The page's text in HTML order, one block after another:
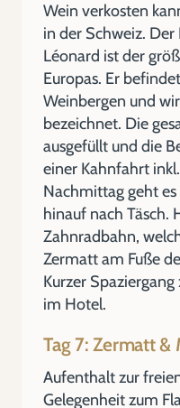
Wein verkosten
in der Schweiz.
Léonard ist der
Europas. Er
Weinbergen und
bezeichnet. Die
ausgefüllt und die
einer Kahnfahrt
Nachmittag geht
hinauf nach Täsch.
Zahnradbahn,
Zermatt am Fuße
Kurzer
im Hotel.
Tag 7: Zermatt
Aufenthalt zur
Gelegenheit zum